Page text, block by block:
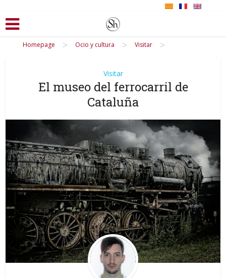
Homepage > Ocio y cultura > Visitar >
Visitar
El museo del ferrocarril de
Cataluña